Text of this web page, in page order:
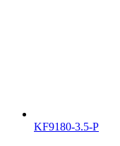
KF9180-3.5-P